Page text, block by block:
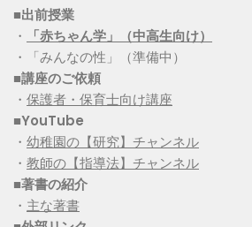
■出前授業
・
「赤ちゃん学」（中高生向け）
・「みんなの性」（準備中）
■講座のご依頼
・ 保護者・保育士向け講座
■YouTube
・ 幼稚園の【研究】チャンネル
・ 教師の【指導法】チャンネル
■著書の紹介
・ 主な著書